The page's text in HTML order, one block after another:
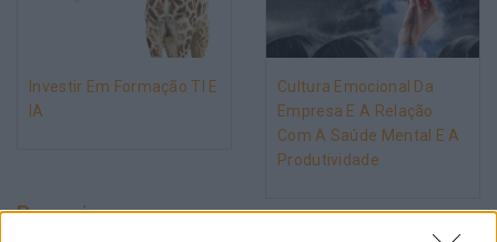
Investir Em Formação TI E
IA
Cultura Emocional Da
Empresa E A Relação
Com A Saúde Mental E A
Produtividade
Pesquisa